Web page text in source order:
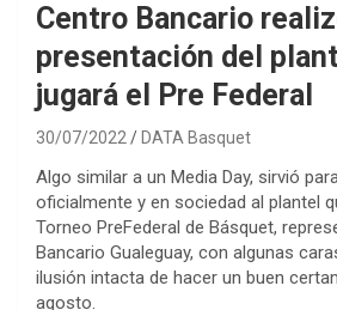
Centro Bancario
presentación del
jugará el Pre Federal
30/07/2022 DATA Basquet
Algo similar a un Media Day, sirvió
oficialmente y en sociedad al plantel
Torneo PreFederal de Básquet,
Bancario Gualeguay, con algunas
ilusión intacta de hacer un buen
agosto.